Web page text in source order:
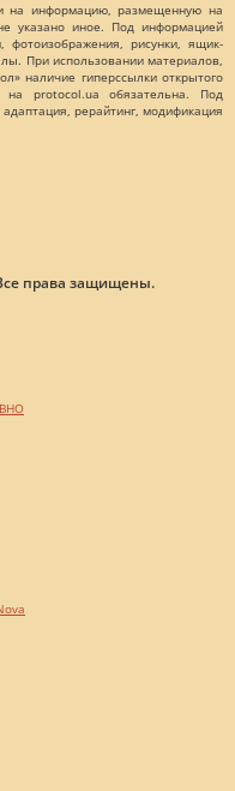
на информацию, размещенную на
указано иное. Под информацией
фотоизображения, рисунки, ящик-
При использовании материалов,
наличие гиперссылки открытого
на protocol.ua обязательна. Под
рерайтинг, модификация
права защищены.